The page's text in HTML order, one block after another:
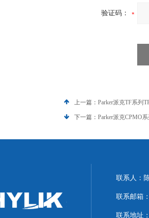
验证码：
上一篇： Parker派克TF系列
下一篇： Parker派克CPMO
联系人：
联系邮箱
联系地址